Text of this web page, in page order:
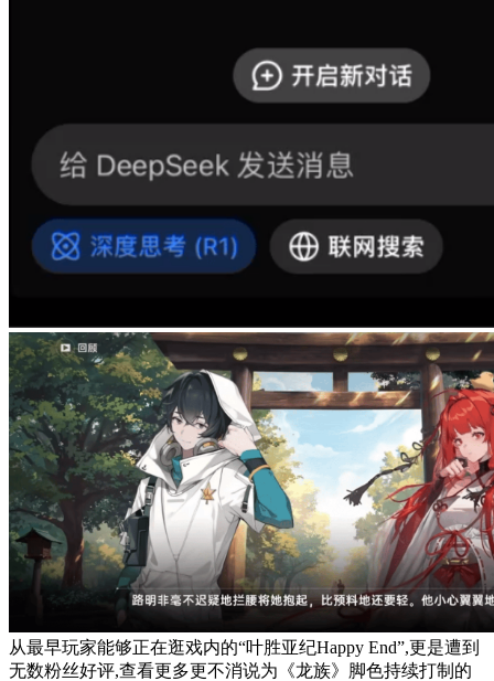
从最早玩家能够正在逛戏内的“叶胜亚纪Happy End”,更是遭到
无数粉丝好评,查看更多更不消说为《龙族》脚色持续打制的